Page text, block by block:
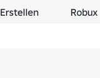
Erstellen Robux